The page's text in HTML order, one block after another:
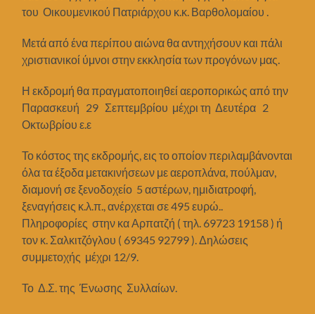
του Οικουμενικού Πατριάρχου κ.κ. Βαρθολομαίου .
Μετά από ένα περίπου αιώνα θα αντηχήσουν και πάλι
χριστιανικοί ύμνοι στην εκκλησία των προγόνων μας.
Η εκδρομή θα πραγματοποιηθεί αεροπορικώς από την
Παρασκευή 29 Σεπτεμβρίου μέχρι τη Δευτέρα 2
Οκτωβρίου ε.ε
Το κόστος της εκδρομής, εις το οποίον περιλαμβάνονται
όλα τα έξοδα μετακινήσεων με αεροπλάνα, πούλμαν,
διαμονή σε ξενοδοχείο 5 αστέρων, ημιδιατροφή,
ξεναγήσεις κ.λ.π., ανέρχεται σε 495 ευρώ..
Πληροφορίες στην κα Αρπατζή ( τηλ. 69723 19158 ) ή
τον κ. Σαλκιτζόγλου ( 69345 92799 ). Δηλώσεις
συμμετοχής μέχρι 12/9.
Το Δ.Σ. της Ένωσης Συλλαίων.